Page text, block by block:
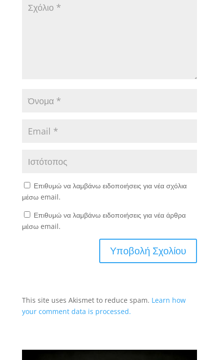
Επιθυμώ να λαμβάνω ειδοποιήσεις για νέα σχόλια
μέσω email.
Επιθυμώ να λαμβάνω ειδοποιήσεις για νέα άρθρα
μέσω email.
This site uses Akismet to reduce spam. Learn how
your comment data is processed.